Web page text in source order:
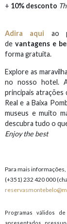
+ 10% desconto
Adira aqui ao
de vantagens e
forma gratuita.
Explore as
no nosso hotel.
principais atrações
Real e a Baixa
museus e muito
descubra tudo o
Enjoy the best
Para mais
(+351) 232 420 000
Programas válidos
apresentados